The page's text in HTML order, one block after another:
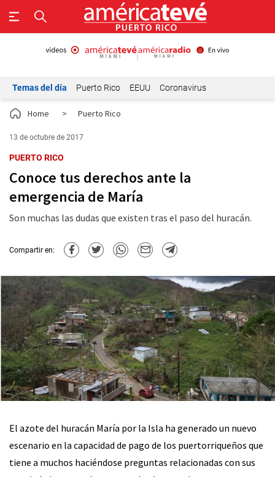
Temas del día Puerto Rico EEUU Coronavirus
Home > Puerto Rico
13 de octubre de 2017
PUERTO RICO
Conoce tus derechos ante la
emergencia de María
Son muchas las dudas que existen tras el paso del huracán.
Compartir en:
El azote del huracán María por la Isla ha generado un nuevo
escenario en la capacidad de pago de los puertorriqueños que
tiene a muchos haciéndose preguntas relacionadas con sus